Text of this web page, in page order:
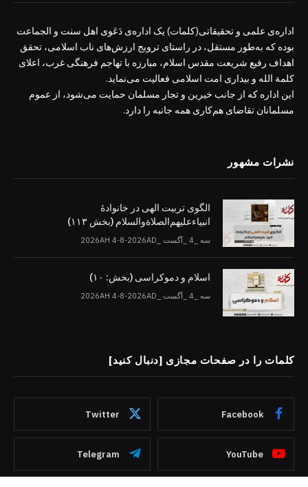
اداره‌ی علمی و تحقیقاتی(کلمات) یک اداره‌ی دَعَوی اهل سنت و الجماعت
بوده که به‌طور مستقل، در راستای ترویج ارزش‌های ناب اسلامی، تحقق
اهداف رفیع شریعت مقدس اسلام، مبارزه با تهاجم فرهنگی غرب، اعلای
کلمة الله و بیداری امت اسلامی فعالیت می‌نماید.
این اداره که از جانب خیرین و تجار مسلمان حمایت می‌شود، از عموم
مسلمانان تقاضای هم‌کاری همه جانبه را دارد.
نشرات مشهور
الگوی تربیت الهی در خانوادۀ
انبیاءعلیهم‌الصلاةو‌السلام (بخش ۱۱۳)
سه _4 _آگست _2026AH 4-8-2026AD
اسلام و دموکراسی (بخش: ۱۰)
سه _4 _آگست _2026AH 4-8-2026AD
کلمات را در صفحات مجازی [دنبال کنید]
Facebook
Twitter
YouTube
Telegram